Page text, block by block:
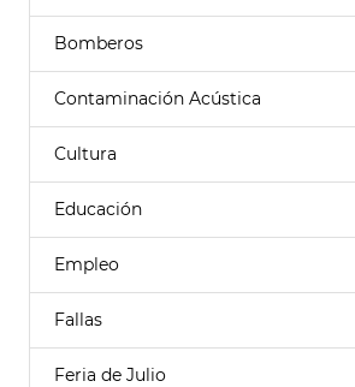
Bomberos
Contaminación Acústica
Cultura
Educación
Empleo
Fallas
Feria de Julio